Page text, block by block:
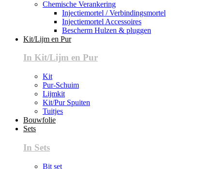
Chemische Verankering
Injectiemortel / Verbindingsmortel
Injectiemortel Accessoires
Bescherm Hulzen & pluggen
Kit/Lijm en Pur
In Kit/Lijm en Pur
Kit
Pur-Schuim
Lijmkit
Kit/Pur Spuiten
Tuitjes
Bouwfolie
Sets
In Sets
Bit set